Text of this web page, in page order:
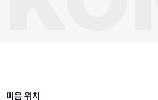
미음 위치